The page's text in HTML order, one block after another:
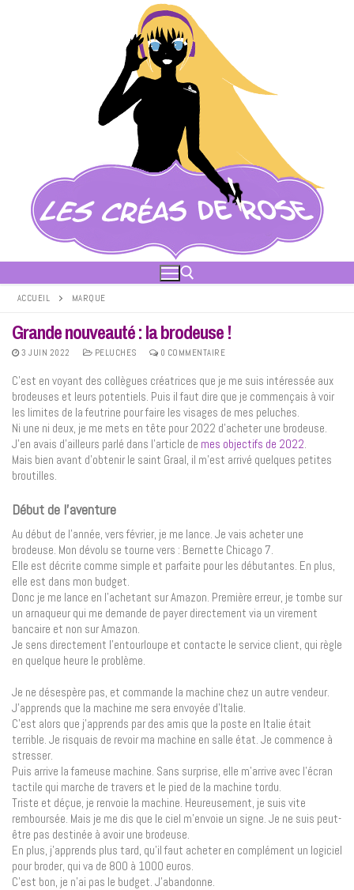
Rechercher :
ACCUEIL MARQUE
Grande nouveauté : la brodeuse !
3 JUIN 2022 PELUCHES 0 COMMENTAIRE
C’est en voyant des collègues créatrices que je me suis intéressée aux
brodeuses et leurs potentiels. Puis il faut dire que je commençais à voir
les limites de la feutrine pour faire les visages de mes peluches.
Ni une ni deux, je me mets en tête pour 2022 d’acheter une brodeuse.
J’en avais d’ailleurs parlé dans l’article de mes objectifs de 2022.
Mais bien avant d’obtenir le saint Graal, il m’est arrivé quelques petites
broutilles.
Début de l’aventure
Au début de l’année, vers février, je me lance. Je vais acheter une
brodeuse. Mon dévolu se tourne vers : Bernette Chicago 7.
Elle est décrite comme simple et parfaite pour les débutantes. En plus,
elle est dans mon budget.
Donc je me lance en l’achetant sur Amazon. Première erreur, je tombe sur
un arnaqueur qui me demande de payer directement via un virement
bancaire et non sur Amazon.
Je sens directement l’entourloupe et contacte le service client, qui règle
en quelque heure le problème.
Je ne désespère pas, et commande la machine chez un autre vendeur.
J’apprends que la machine me sera envoyée d’Italie.
C’est alors que j’apprends par des amis que la poste en Italie était
terrible. Je risquais de revoir ma machine en salle état. Je commence à
stresser.
Puis arrive la fameuse machine. Sans surprise, elle m’arrive avec l’écran
tactile qui marche de travers et le pied de la machine tordu.
Triste et déçue, je renvoie la machine. Heureusement, je suis vite
remboursée. Mais je me dis que le ciel m’envoie un signe. Je ne suis peut-
être pas destinée à avoir une brodeuse.
En plus, j’apprends plus tard, qu’il faut acheter en complément un logiciel
pour broder, qui va de 800 à 1000 euros.
C’est bon, je n’ai pas le budget. J’abandonne.